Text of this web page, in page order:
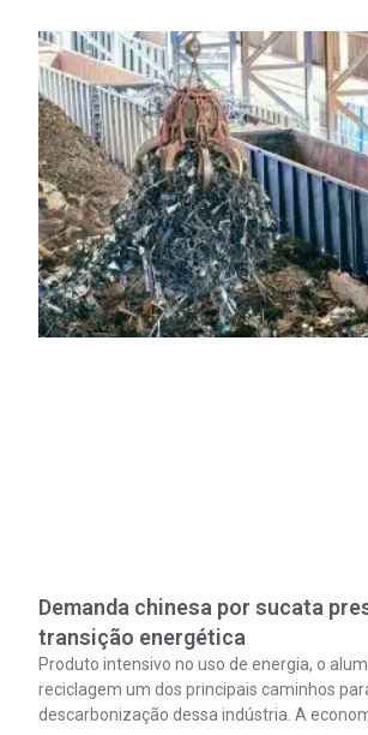
Demanda chinesa por sucata
transição energética
Produto intensivo no uso de energia, o
reciclagem um dos principais caminhos
descarbonização dessa indústria. A